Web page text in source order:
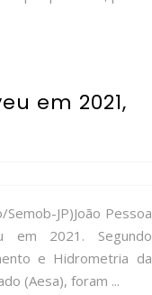
em 2021,
JP)João Pessoa
em 2021. Segundo
e Hidrometria da
(Aesa), foram ...